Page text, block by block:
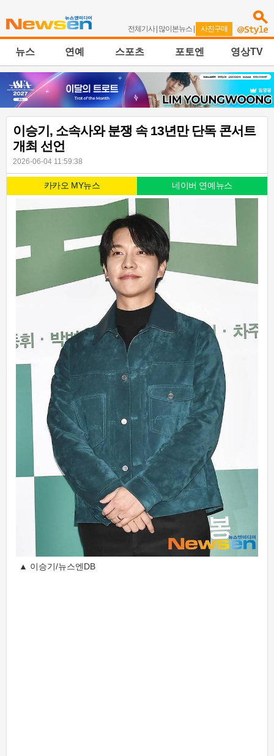
전체기사| 많이본뉴스 | 사진구매
뉴스 연예 스포츠 포토엔 영상TV
이승기, 소속사와 분쟁 속 13년만 단독 콘서트
개최 선언
2026-06-04 11:59:38
카카오 MY뉴스 네이버 연예뉴스
▲ 이승기/뉴스엔DB